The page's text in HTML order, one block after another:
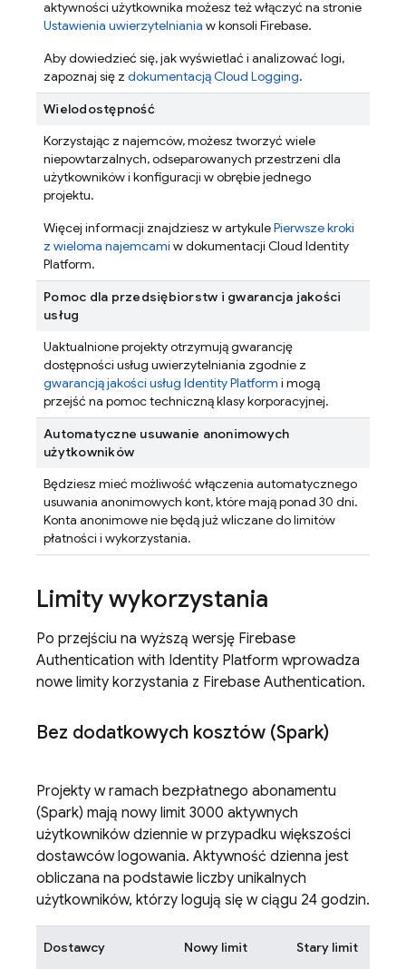
aktywności użytkownika możesz też włączyć na stronie
Ustawienia uwierzytelniania w konsoli Firebase.
Aby dowiedzieć się, jak wyświetlać i analizować logi,
zapoznaj się z dokumentacją Cloud Logging.
Wielodostępność
Korzystając z najemców, możesz tworzyć wiele
niepowtarzalnych, odseparowanych przestrzeni dla
użytkowników i konfiguracji w obrębie jednego
projektu.
Więcej informacji znajdziesz w artykulePierwsze kroki
z wieloma najemcami w dokumentacji Cloud Identity
Platform.
Pomoc dla przedsiębiorstw i gwarancja jakości
usług
Uaktualnione projekty otrzymują gwarancję
dostępności usług uwierzytelniania zgodnie z
gwarancją jakości usług Identity Platform i mogą
przejść na pomoc techniczną klasy korporacyjnej.
Automatyczne usuwanie anonimowych
użytkowników
Będziesz mieć możliwość włączenia automatycznego
usuwania anonimowych kont, które mają ponad 30 dni.
Konta anonimowe nie będą już wliczane do limitów
płatności i wykorzystania.
Limity wykorzystania
Po przejściu na wyższą wersję Firebase
Authentication with Identity Platform wprowadza
nowe limity korzystania z Firebase Authentication.
Bez dodatkowych kosztów (Spark)
Projekty w ramach bezpłatnego abonamentu
(Spark) mają nowy limit 3000 aktywnych
użytkowników dziennie w przypadku większości
dostawców logowania. Aktywność dzienna jest
obliczana na podstawie liczby unikalnych
użytkowników, którzy logują się w ciągu 24 godzin.
Dostawcy Nowy limit Stary limit